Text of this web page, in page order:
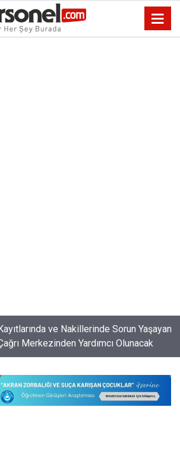
Atama Başvuruları ve Münhal
Yardımcısı Kadroları